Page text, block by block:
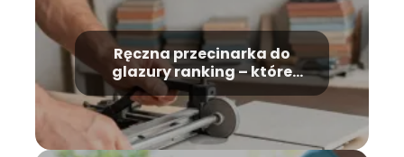
Ręczna przecinarka do
glazury ranking – które
modele wybrać?